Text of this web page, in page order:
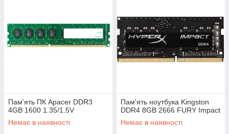
Пам'ять ПК Apacer DDR3
4GB 1600 1.35/1.5V
Немає в наявності
Пам'ять ноутбука Kingston
DDR4 8GB 2666 FURY Impact
Немає в наявності